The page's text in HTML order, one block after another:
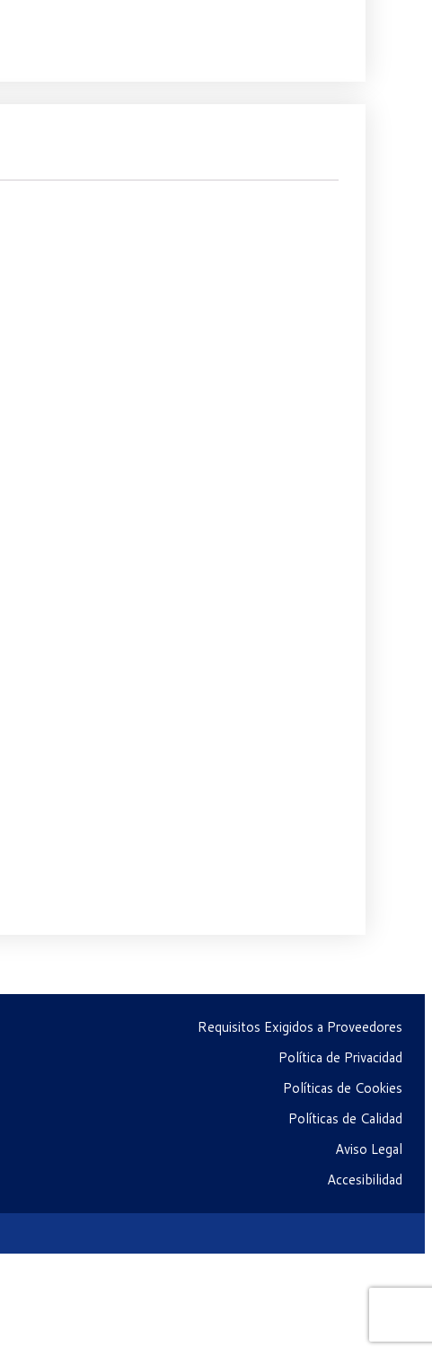
Requisitos Exigidos a Proveedores
Política de Privacidad
Políticas de Cookies
Políticas de Calidad
Aviso Legal
Accesibilidad